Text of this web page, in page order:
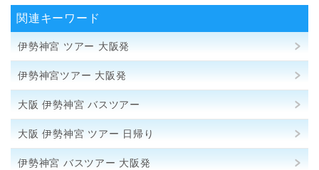
関連キーワード
伊勢神宮 ツアー 大阪発
伊勢神宮ツアー 大阪発
大阪 伊勢神宮 バスツアー
大阪 伊勢神宮 ツアー 日帰り
伊勢神宮 バスツアー 大阪発